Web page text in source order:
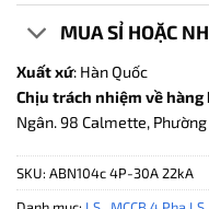
MUA SỈ HOẶC
Xuất xứ: Hàn Quốc
Chịu trách nhiệm về hàng
Ngân. 98 Calmette,
SKU: ABN104c 4P-30A 22kA